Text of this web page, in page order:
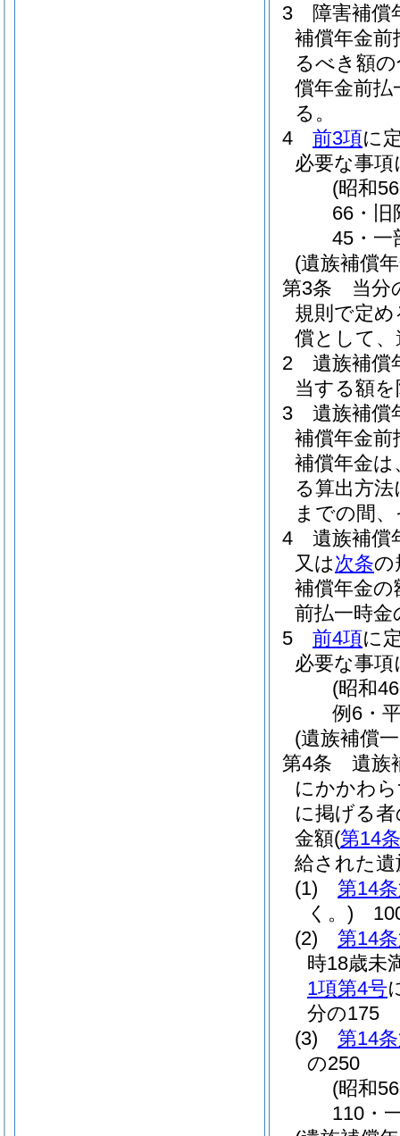
3
障害補償
補償年金前
るべき額
償年金前
る。
4
前3項に
必要な事
(昭和
66・旧
45・一
(遺族補償
第3条
当分
規則で定
償として
2
遺族補償
当する額
3
遺族補償
補償年金
補償年金
る算出方
までの間
4
遺族補償
又は次条の
補償年金
前払一時
5
前4項に
必要な事
(昭和
例6・
(遺族補償
第4条
遺族
にかかわ
に掲げる
金額(第14
給された
(1)
第14
く。)
(2)
第14
時18歳未
1項第4号
分の175
(3)
第14
の250
(昭和
110・